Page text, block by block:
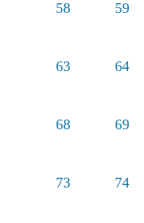
58 59
63 64
68 69
73 74